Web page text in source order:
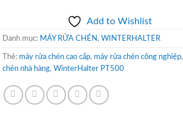
Add to Wishlist
Danh mục: MÁY RỬA CHÉN , WINTERHALTER
Thẻ: máy rửa chén cao cấp, máy rửa chén công nghiệp,
chén nhà hàng, WinterHalter PT500